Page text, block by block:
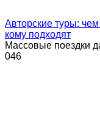
Авторские туры:
кому подходят
Массовые поездки
046